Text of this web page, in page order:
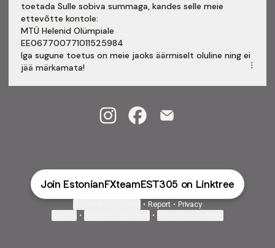
toetada Sulle sobiva summaga, kandes selle meie
ettevõtte kontole:
MTÜ Helenid Olümpiale
EE067700771011525984
Iga sugune toetus on meie jaoks äärmiselt oluline ning ei
jää märkamata!
Join EstonianFXteamEST305 on Linktree
• Report • Privacy
• •